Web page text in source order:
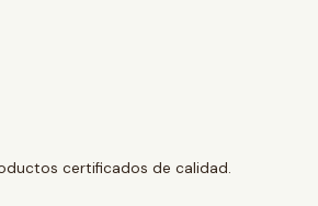
certificados de calidad.